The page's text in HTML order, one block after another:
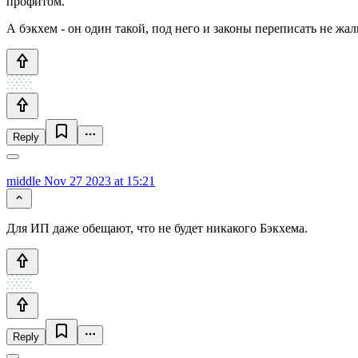
А бэкхем - он один такой, под него и законы переписать не
Reply
middle Nov 27 2023 at 15:21
Для ИП даже обещают, что не будет никакого Бэкхема.
Reply